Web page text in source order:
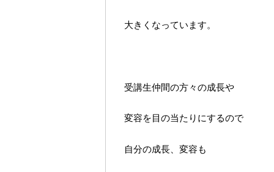
大きくなっています。
受講生仲間の方々の成長や
変容を目の当たりにするので
自分の成長、変容も